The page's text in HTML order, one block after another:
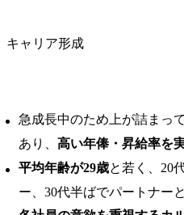
キャリア形成
急成長中のため上が詰まっ
あり、 高い年俸・昇給率を
平均年齢が29歳と若く、20
ー、30代半ばでパートナー